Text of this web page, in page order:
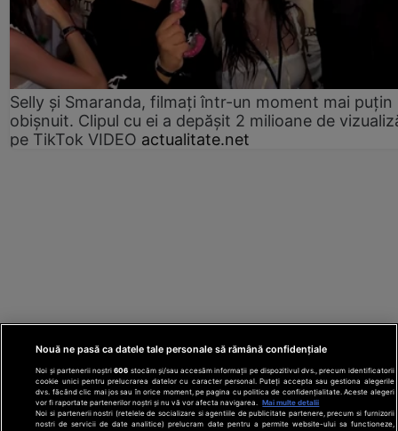
Selly și Smaranda, filmați într-un moment mai puțin
obișnuit. Clipul cu ei a depășit 2 milioane de
pe TikTok VIDEO actualitate.net
Nouă ne pasă ca datele tale personale să rămână confidențiale
Noi și partenerii noștri606 stocăm și/sau accesăm informații pe dispozitivul dvs., precum identificatorii
cookie unici pentru prelucrarea datelor cu caracter personal. Puteți accepta sau gestiona alegerile
dvs. făcând clic mai jos sau în orice moment, pe pagina cu politica de confidențialitate. Aceste alegeri
vor fi raportate partenerilor noștri și nu vă vor afecta navigarea.
Mai multe detalii
Noi si partenerii nostri (retelele de socializare si agentiile de publicitate partenere, precum si furnizorii
nostri de servicii de date analitice) prelucram date pentru a permite website-ului sa functioneze,